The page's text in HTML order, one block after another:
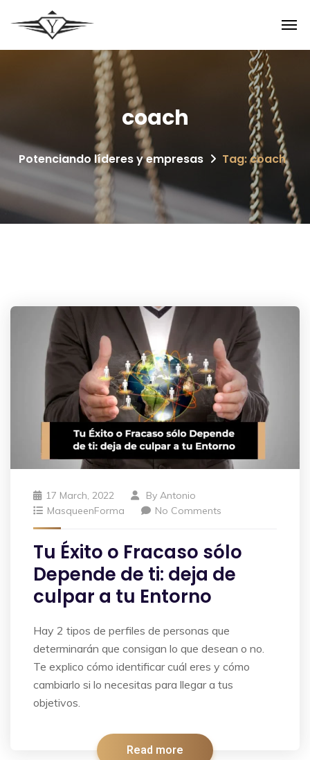
coach
Potenciando líderes y empresas Tag: coach
17 March, 2022 By Antonio
MasqueenForma
No Comments
Tu Éxito o Fracaso sólo
Depende de ti: deja de
culpar a tu Entorno
Hay 2 tipos de perfiles de personas que
determinarán que consigan lo que desean o no.
Te explico cómo identificar cuál eres y cómo
cambiarlo si lo necesitas para llegar a tus
objetivos.
Read more